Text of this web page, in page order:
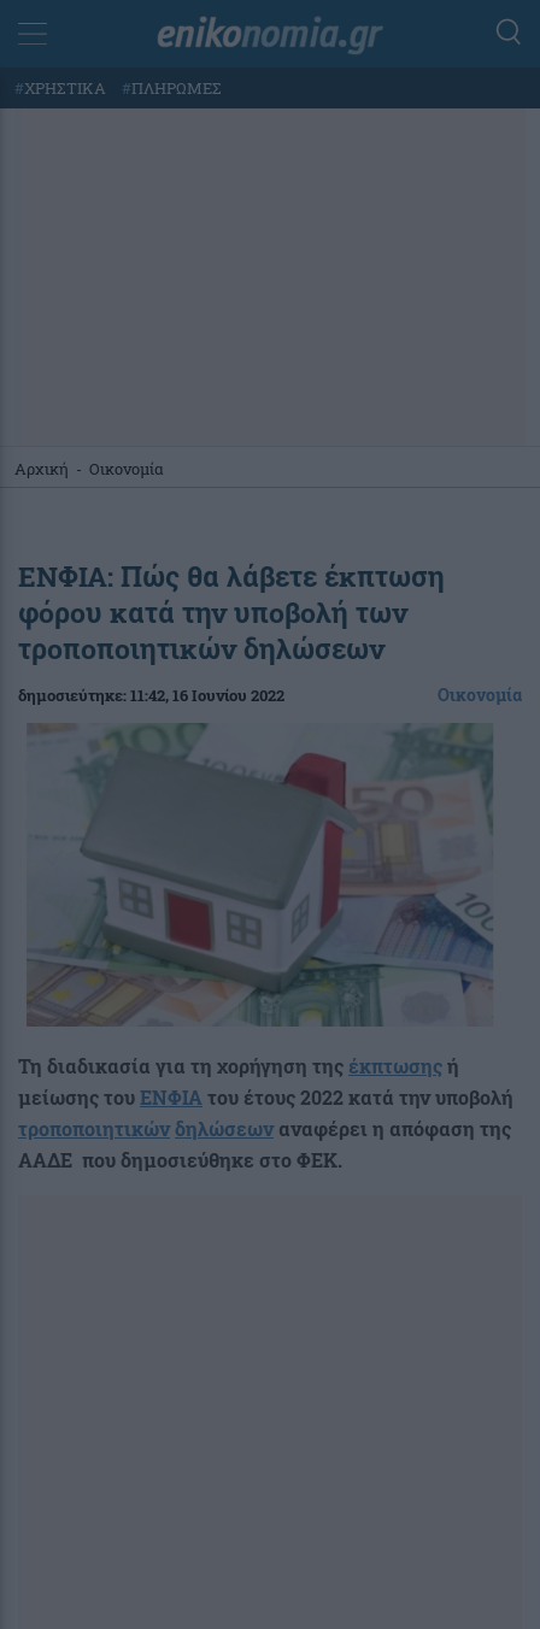
#ΧΡΗΣΤΙΚΑ #ΠΛΗΡΩΜΕΣ
Αρχική - Οικονομία
ΕΝΦΙΑ: Πώς θα λάβετε έκπτωση
φόρου κατά την υποβολή των
τροποποιητικών δηλώσεων
δημοσιεύτηκε:11:42, 16 Ιουνίου 2022 Οικονομία
Τη διαδικασία για τη χορήγηση της έκπτωσηςή
μείωσης τουΕΝΦΙΑ του έτους 2022 κατά την υποβολή
τροποποιητικών δηλώσεωναναφέρει η απόφαση της
ΑΑΔΕ που δημοσιεύθηκε στο ΦΕΚ.